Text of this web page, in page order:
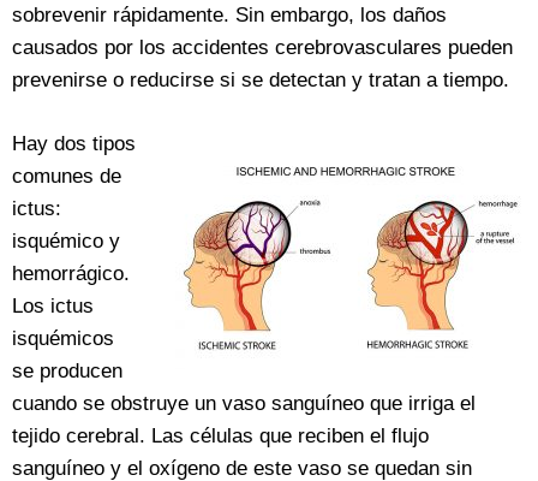
sobrevenir rápidamente. Sin embargo, los daños
causados por los accidentes cerebrovasculares pueden
prevenirse o reducirse si se detectan y tratan a tiempo.
Hay dos tipos
comunes de
ictus:
isquémico y
hemorrágico.
Los ictus
isquémicos
se producen
cuando se obstruye un vaso sanguíneo que irriga el
tejido cerebral. Las células que reciben el flujo
sanguíneo y el oxígeno de este vaso se quedan sin